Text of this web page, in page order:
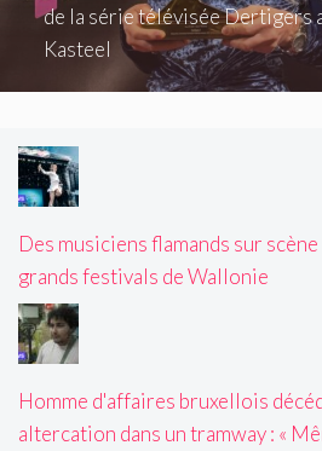
de la série télévisée Dertigers
Kasteel
Des musiciens flamands sur
grands festivals de Wallonie
Homme d'affaires bruxellois
altercation dans un tramway : «